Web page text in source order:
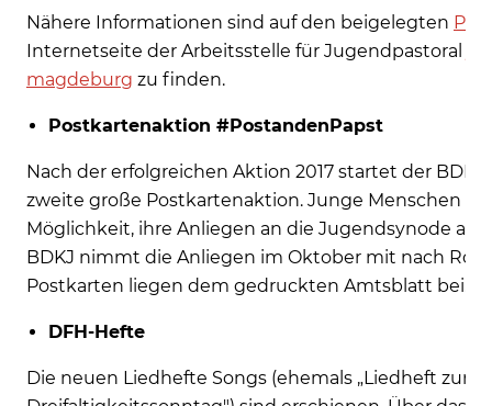
Nähere Informationen sind auf den beigelegten
Internetseite der Arbeitsstelle für Jugendpastoral
magdeburg zu finden.
Postkartenaktion #PostandenPapst
Nach der erfolgreichen Aktion 2017 startet der
zweite große Postkartenaktion. Junge Menschen
Möglichkeit, ihre Anliegen an die Jugendsynode
BDKJ nimmt die Anliegen im Oktober mit nach
Postkarten liegen dem gedruckten Amtsblatt bei.
DFH-Hefte
Die neuen Liedhefte Songs (ehemals „Liedheft zum